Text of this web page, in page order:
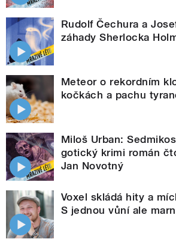
Rudolf Čechura a
záhady Sherlocka
Meteor o rekordním
kočkách a pachu
Miloš Urban:
gotický krimi román
Jan Novotný
Voxel skládá hity a
S jednou vůní ale